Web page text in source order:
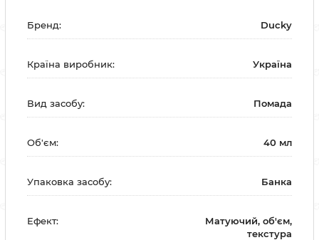
Бренд: Ducky
Країна виробник: Україна
Вид засобу: Помада
Об'єм: 40 мл
Упаковка засобу: Банка
Ефект:
Матуючий, об'єм,
текстура